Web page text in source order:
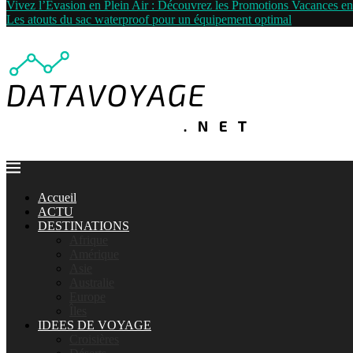
Vivez l’Évasion en Plein Air : Découvrez les Promotions Vacances
Les atouts du sac waterproof pour un équipement optimal
Accueil
ACTU
DESTINATIONS
IDEES DE VOYAGE